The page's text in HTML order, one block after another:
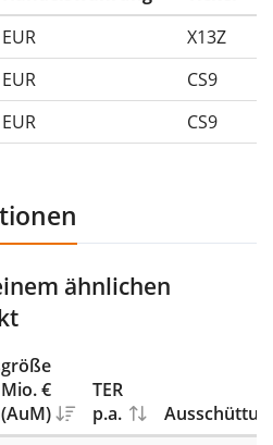
EUR
X13Z
EUR
CS9
EUR CS9
ähnlichen
€
(AuM)
TER
p.a.